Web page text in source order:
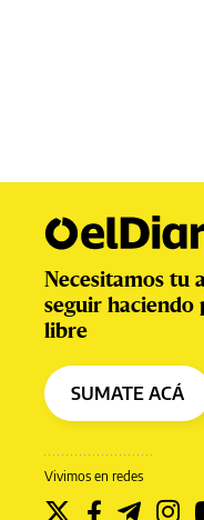
Vivimos en redes
Necesitamos tu
seguir haciendo
libre
SUMATE ACÁ